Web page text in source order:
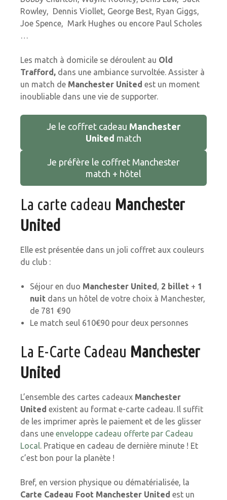
Rowley, Dennis Viollet, George Best, Ryan Giggs,
Joe Spence, Mark Hughes ou encore Paul Scholes
…
Les match à domicile se déroulent au Old
Trafford, dans une ambiance survoltée. Assister à
un match de Manchester United est un moment
inoubliable dans une vie de supporter.
Je le coffret cadeau Manchester
United match
Je préfère le coffret Manchester
match + hôtel
La carte cadeau Manchester
United
Elle est présentée dans un joli coffret aux couleurs
du club :
Séjour en duo Manchester United , 2 billet + 1
nuit dans un hôtel de votre choix à Manchester,
de 781 €90
Le match seul 610€90 pour deux personnes
La E-Carte Cadeau Manchester
United
L’ensemble des cartes cadeaux Manchester
United existent au format e-carte cadeau. Il suffit
de les imprimer après le paiement et de les glisser
dans une enveloppe cadeau offerte par Cadeau
Local. Pratique en cadeau de dernière minute ! Et
c’est bon pour la planète !
Bref, en version physique ou dématérialisée, la
Carte Cadeau Foot Manchester United est un